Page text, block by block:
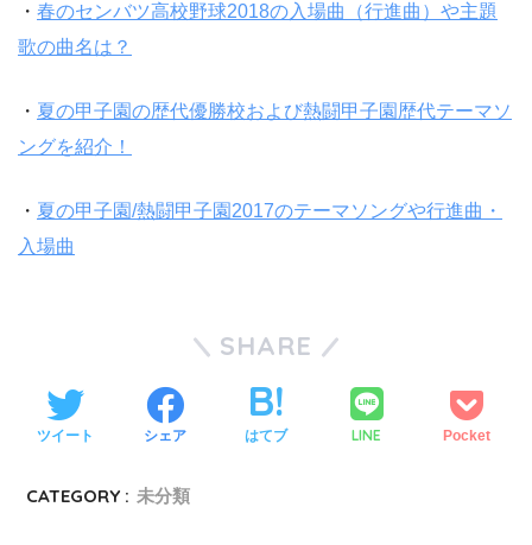
・ 春のセンバツ高校野球2018の入場曲（行進曲）や主題
歌の曲名は？
・ 夏の甲子園の歴代優勝校および熱闘甲子園歴代テーマソ
ングを紹介！
・ 夏の甲子園/熱闘甲子園2017のテーマソングや行進曲・
入場曲
SHARE
ツイート シェア はてブ LINE Pocket
CATEGORY : 未分類